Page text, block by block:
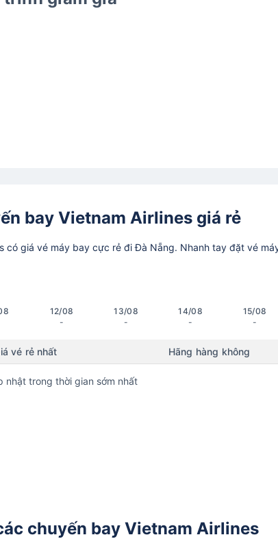
bay Vietnam Airlines giá rẻ
có giá vé máy bay cực rẻ đi Đà Nẵng. Nhanh tay đặt vé
12/08
-
13/08
-
14/08
-
15/08
-
vé rẻ nhất Hãng hàng không
nhật trong thời gian sớm nhất
chuyến bay Vietnam Airlines